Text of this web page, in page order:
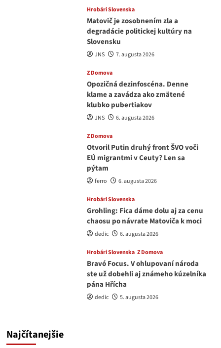
Hrobári Slovenska
Matovič je zosobnením zla a
degradácie politickej kultúry na
Slovensku
JNS 7. augusta 2026
Z Domova
Opozičná dezinfoscéna. Denne
klame a zavádza ako zmätené
klubko pubertiakov
JNS 6. augusta 2026
Z Domova
Otvoril Putin druhý front ŠVO voči
EÚ migrantmi v Ceuty? Len sa
pýtam
ferro 6. augusta 2026
Hrobári Slovenska
Grohling: Fica dáme dolu aj za cenu
chaosu po návrate Matoviča k moci
dedic 6. augusta 2026
Hrobári Slovenska Z Domova
Bravó Focus. V ohlupovaní národa
ste už dobehli aj známeho kúzelníka
pána Hřícha
dedic 5. augusta 2026
Najčítanejšie